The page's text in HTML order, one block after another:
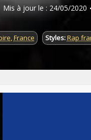
Mis à jour le : 24/05/2020
,France Styles:Rap